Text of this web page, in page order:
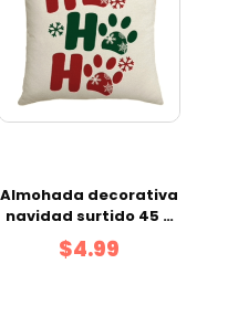
Almohada decorativa
navidad surtido 45 x
45 cm
$4.99